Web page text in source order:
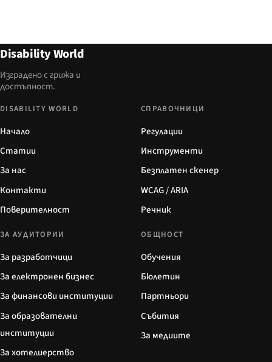
Disability World
Изградено с грижа и
достъпност.
DISABILITY WORLD
Начало
Статии
За нас
Контакти
Поверителност
СПРАВОЧНИЦИ
Регулации
Инструменти
Безплатен скенер
WCAG / ARIA
Речник
ЗА АУДИТОРИИ
За разработчици
За електронен бизнес
За финансови институции
За образователни
институции
За хотелиерство
ОБЩНОСТ
Обучения
Бюлетин
Партньори
Събития
За медиите